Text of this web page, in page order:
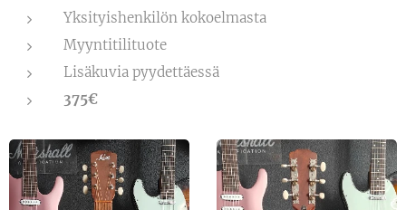
Yksityishenkilön kokoelmasta
Myyntitilituote
Lisäkuvia pyydettäessä
375€